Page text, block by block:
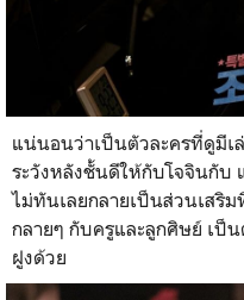
แน่นอนว่าเป็นตัวละครที่ดูมีเ
ระวังหลังชั้นดีให้กับโจจินกับ
ไม่ทันเลยกลายเป็นส่วนเสริ
กลายๆ กับครูและลูกศิษย์ เป็
ฝูงด้วย